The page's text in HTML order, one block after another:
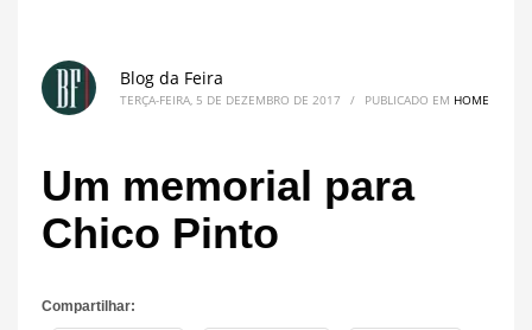
Blog da Feira
TERÇA-FEIRA, 5 DE DEZEMBRO DE 2017 / PUBLICADO EM HOME
Um memorial para
Chico Pinto
Compartilhar: